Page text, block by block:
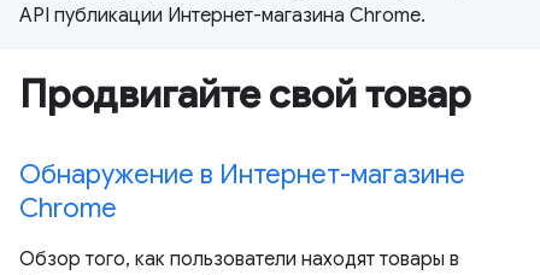
API публикации Интернет-магазина Chrome.
Продвигайте свой товар
Обнаружение в Интернет-магазине
Chrome
Обзор того, как пользователи находят товары в